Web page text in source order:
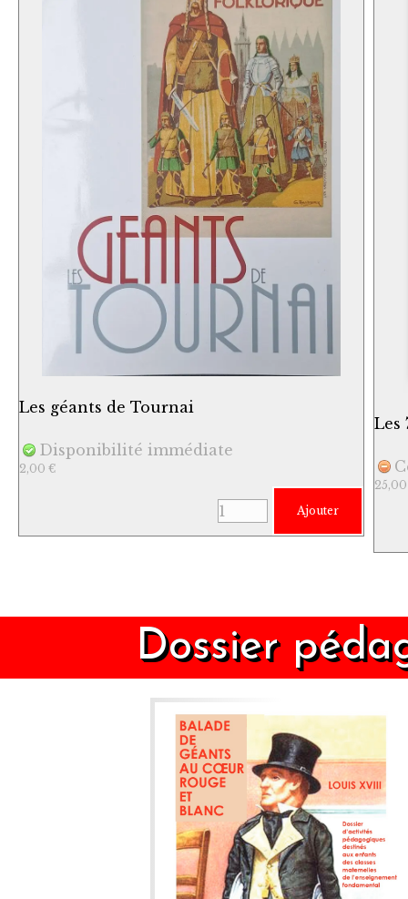
Les géants de Tournai
Disponibilité immédiate
2,00 €
Ajouter
Les
Dossier